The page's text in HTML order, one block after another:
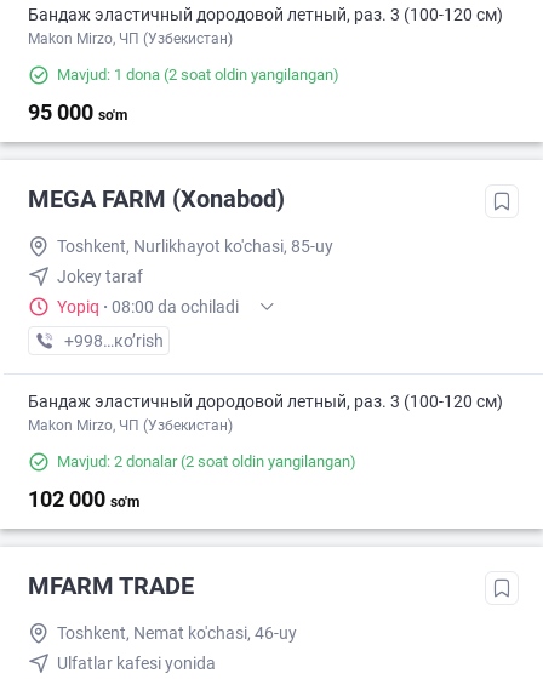
Бандаж эластичный дородовой летный, раз. 3 (100-120 см)
Makon Mirzo, ЧП (Узбекистан)
Mavjud: 1 dona (2 soat oldin yangilangan)
95 000 so'm
MEGA FARM (Xonabod)
Toshkent, Nurlikhayot ko'chasi, 85-uy
Jokey taraf
Yopiq · 08:00 da ochiladi
+998 (55) XXX-XX-XX
кo’rish
Бандаж эластичный дородовой летный, раз. 3 (100-120 см)
Makon Mirzo, ЧП (Узбекистан)
Mavjud: 2 donalar(2 soat oldin yangilangan)
102 000 so'm
MFARM TRADE
Toshkent, Nemat ko'chasi, 46-uy
Ulfatlar kafesi yonida